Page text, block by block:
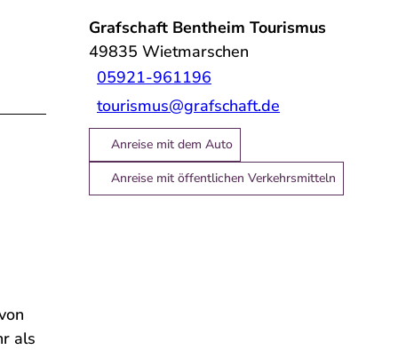
als
Grafschaft Bentheim Tourismus
49835 Wietmarschen
05921-961196
tourismus@grafschaft.de
Anreise mit dem Auto
Anreise mit öffentlichen Verkehrsmitteln